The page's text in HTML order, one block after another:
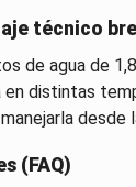
técnico
de agua de
en distintas
(FAQ)